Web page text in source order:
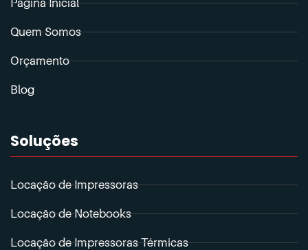
Página Inicial
Quem Somos
Orçamento
Blog
Soluções
Locação de Impressoras
Locação de Notebooks
Locação de Impressoras Térmicas